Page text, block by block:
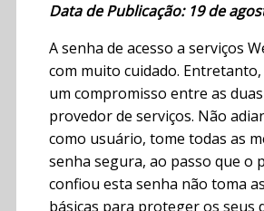
Data de Publicação: 19 de
A senha de acesso a serviços
com muito cuidado.
um compromisso entre as
provedor de serviços. Não
como usuário, tome todas as
senha segura, ao passo que o
confiou esta senha não toma
básicas para proteger os seus